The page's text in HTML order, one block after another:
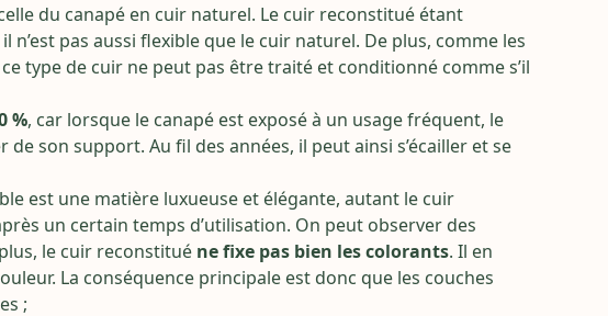
du canapé en cuir naturel. Le cuir reconstitué étant
pas aussi flexible que le cuir naturel. De plus, comme les
type de cuir ne peut pas être traité et conditionné comme s’il
%, car lorsque le canapé est exposé à un usage fréquent, le
son support. Au fil des années, il peut ainsi s’écailler et se
est une matière luxueuse et élégante, autant le cuir
un certain temps d’utilisation. On peut observer des
le cuir reconstitué ne fixe pas bien les colorants. Il en
La conséquence principale est donc que les couches
;